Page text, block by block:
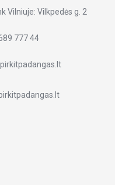
Vilniuje: Vilkpedės g. 2
777 44